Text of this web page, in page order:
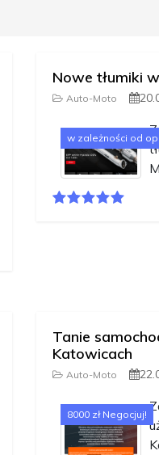
Nowe tłumiki
Auto-Moto
w zależności od
Tanie
Katowicach
Auto-Moto
8000 zł Negocjuj!